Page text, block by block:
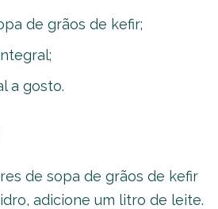
de grãos de kefir;
a gosto.
de sopa de grãos de kefir
adicione um litro de leite.